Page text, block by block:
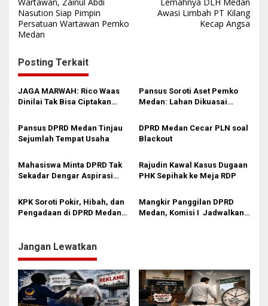
v
i
a
s
i
o
Nasution Siap Pimpin
Persatuan Wartawan Pemko
Medan
Awasi Limbah PT Kilang
Kecap Angsa
Posting Terkait
JAGA MARWAH: Rico Waas
Dinilai Tak Bisa Ciptakan
Jangan Bungkam
Pansus Soroti Aset Pemko
Medan: Lahan Dikuasai
Pansus DPRD Medan Tinjau
Sejumlah Tempat Usaha
DPRD Medan Cecar PLN soal
Blackout
Mahasiswa Minta DPRD Tak
Sekadar Dengar Aspirasi
Rajudin Kawal Kasus Dugaan
PHK Sepihak ke Meja RDP
KPK Soroti Pokir, Hibah, dan
Pengadaan di DPRD Medan:
Awal
Mangkir Panggilan DPRD
Medan, Komisi I Jadwalkan
Jangan Lewatkan